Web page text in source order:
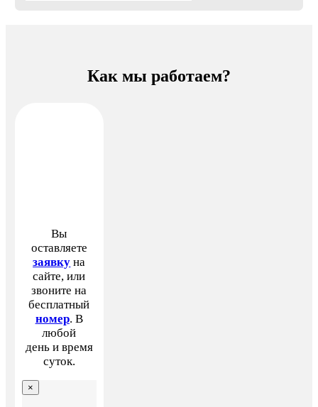
Как мы работаем?
Вы
оставляете
заявку на
сайте, или
звоните на
бесплатный
номер. В
любой
день и время
суток.
×